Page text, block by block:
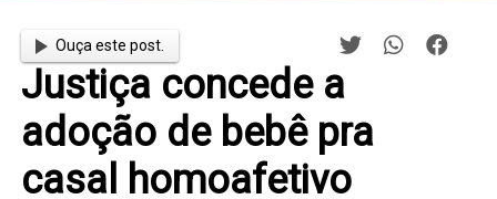
Ouça este post.
Justiça concede a
adoção de bebê pra
casal homoafetivo